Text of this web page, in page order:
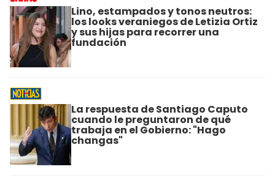
Lino, estampados y tonos neutros:
los looks veraniegos de Letizia Ortiz
y sus hijas para recorrer una
fundación
La respuesta de Santiago Caputo
cuando le preguntaron de qué
trabaja en el Gobierno: "Hago
changas"